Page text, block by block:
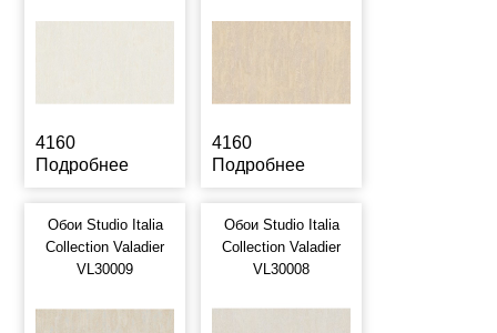
4160
Подробнее
4160
Подробнее
Обои Studio Italia
Collection Valadier
VL30009
Обои Studio Italia
Collection Valadier
VL30008